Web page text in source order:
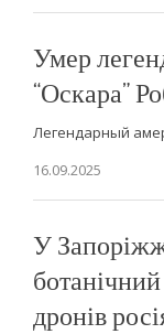
Умер
“Оскара”
Легендарный
16.09.2025
У
дронів